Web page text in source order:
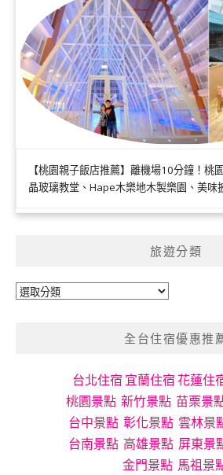
【桃園親子飯店推薦】離機場10分鐘！桃
晶玻璃教堂、Hape木樂地木製樂園、美味
旅遊分類
旅
全台住宿優惠推
台北住宿 宜蘭住宿花蓮住
桃園景點 新竹景點 苗栗景
台中景點 彰化景點 雲林景
台南景點 高雄景點 屏東景
金門景點 馬祖景